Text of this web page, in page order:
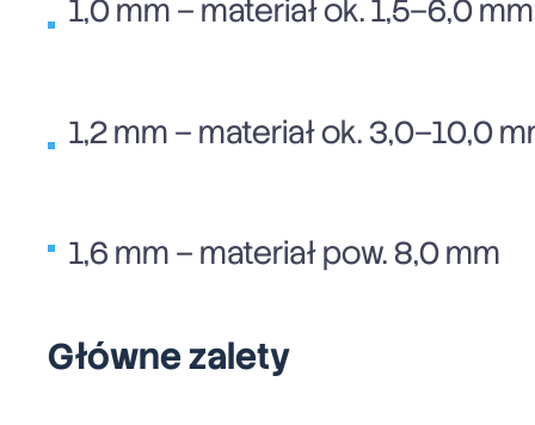
1,0 mm – materiał ok. 1,5–6,0 mm
1,2 mm – materiał ok. 3,0–10,0
1,6 mm – materiał pow. 8,0 mm
Główne zalety